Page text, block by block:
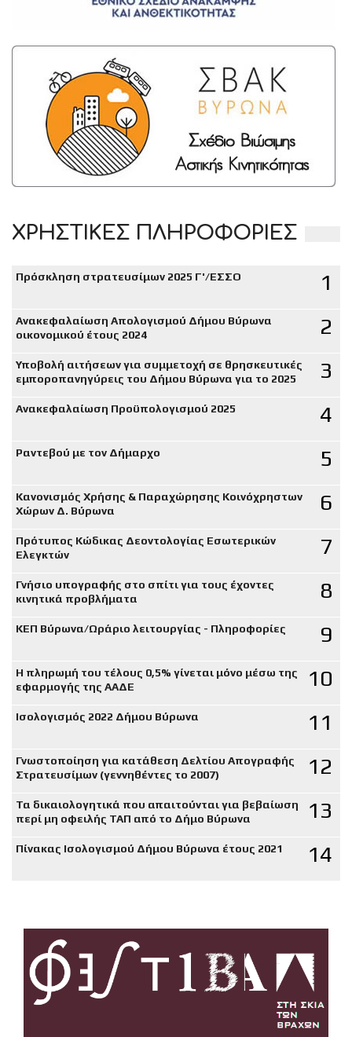
ΧΡΗΣΤΙΚΕΣ ΠΛΗΡΟΦΟΡΙΕΣ
Πρόσκληση στρατευσίμων 2025 Γ'/ΕΣΣΟ 1
Ανακεφαλαίωση Απολογισμού Δήμου Βύρωνα
οικονομικού έτους 2024
2
Υποβολή αιτήσεων για συμμετοχή σε θρησκευτικές
εμποροπανηγύρεις του Δήμου Βύρωνα για το 2025
3
Ανακεφαλαίωση Προϋπολογισμού 2025 4
Ραντεβού με τον Δήμαρχο 5
Κανονισμός Χρήσης & Παραχώρησης Κοινόχρηστων
Χώρων Δ. Βύρωνα
6
Πρότυπος Κώδικας Δεοντολογίας Εσωτερικών
Ελεγκτών
7
Γνήσιο υπογραφής στο σπίτι για τους έχοντες
κινητικά προβλήματα
8
ΚΕΠ Βύρωνα/Ωράριο λειτουργίας - Πληροφορίες 9
Η πληρωμή του τέλους 0,5% γίνεται μόνο μέσω της
εφαρμογής της ΑΑΔΕ
10
Ισολογισμός 2022 Δήμου Βύρωνα 11
Γνωστοποίηση για κατάθεση Δελτίου Απογραφής
Στρατευσίμων (γεννηθέντες το 2007)
12
Τα δικαιολογητικά που απαιτούνται για βεβαίωση
περί μη οφειλής ΤΑΠ από το Δήμο Βύρωνα
13
Πίνακας Ισολογισμού Δήμου Βύρωνα έτους 2021 14